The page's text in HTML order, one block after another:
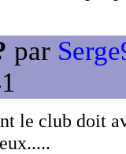
par
le club doit